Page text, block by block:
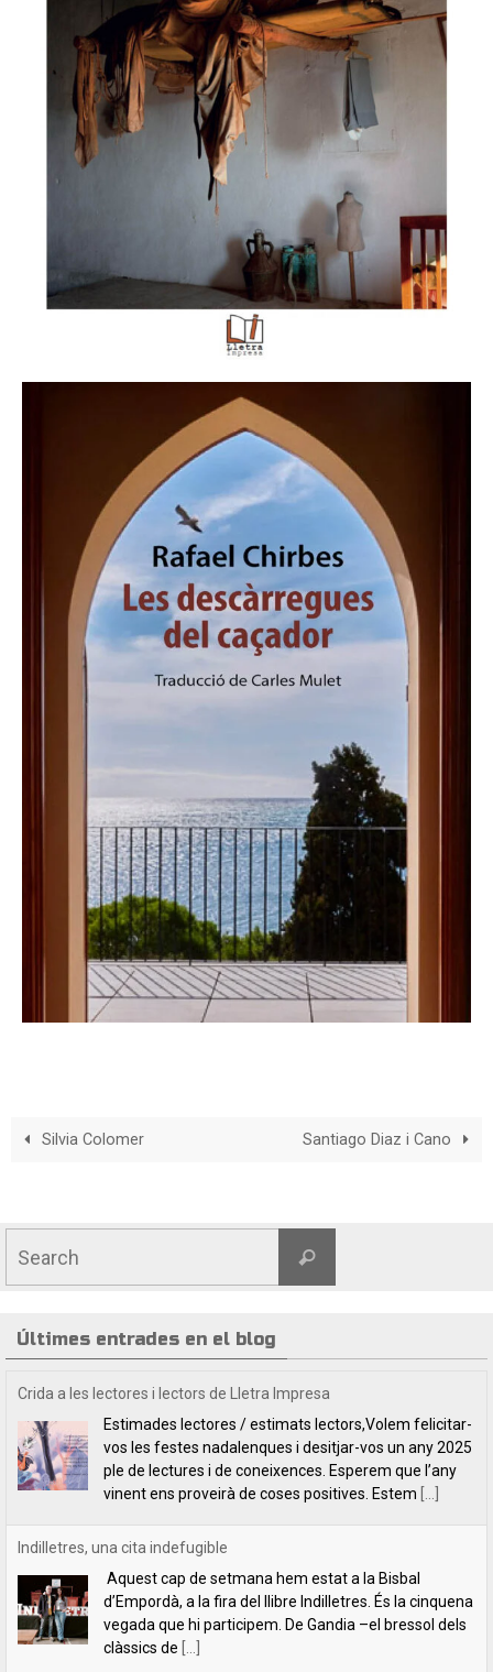
Silvia Colomer Santiago Diaz i Cano
Últimes entrades en el blog
Crida a les lectores i lectors de Lletra Impresa
Estimades lectores / estimats lectors,Volem felicitar-
vos les festes nadalenques i desitjar-vos un any 2025
ple de lectures i de coneixences. Esperem que l’any
vinent ens proveirà de coses positives. Estem [...]
Indilletres, una cita indefugible
Aquest cap de setmana hem estat a la Bisbal
d’Empordà, a la fira del llibre Indilletres. És la cinquena
vegada que hi participem. De Gandia –el bressol dels
clàssics de [...]